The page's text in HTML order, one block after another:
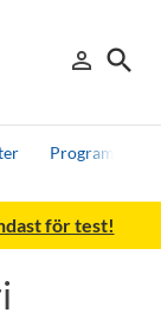
person_outline
Logga in
search
Sök
Programsidor
för test!